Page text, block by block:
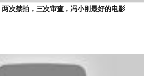
两次禁拍，三次审查，冯小刚最好的电影